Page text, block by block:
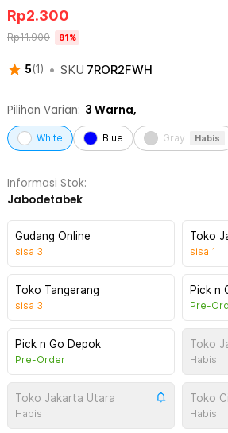
5(1 ) • SKU 7ROR2FWH
Rp2.300
Rp11.900 81%
Pilihan Varian: 3 Warna,
White Blue Gray Habis
Informasi Stok:
Jabodetabek
Gudang Online
sisa 3
Toko
sisa 1
Toko Tangerang
sisa 3
Pick n
Pre-
Pick n Go Depok
Pre-Order
Toko
Habis
Toko Jakarta Utara
Habis
Toko
Habis